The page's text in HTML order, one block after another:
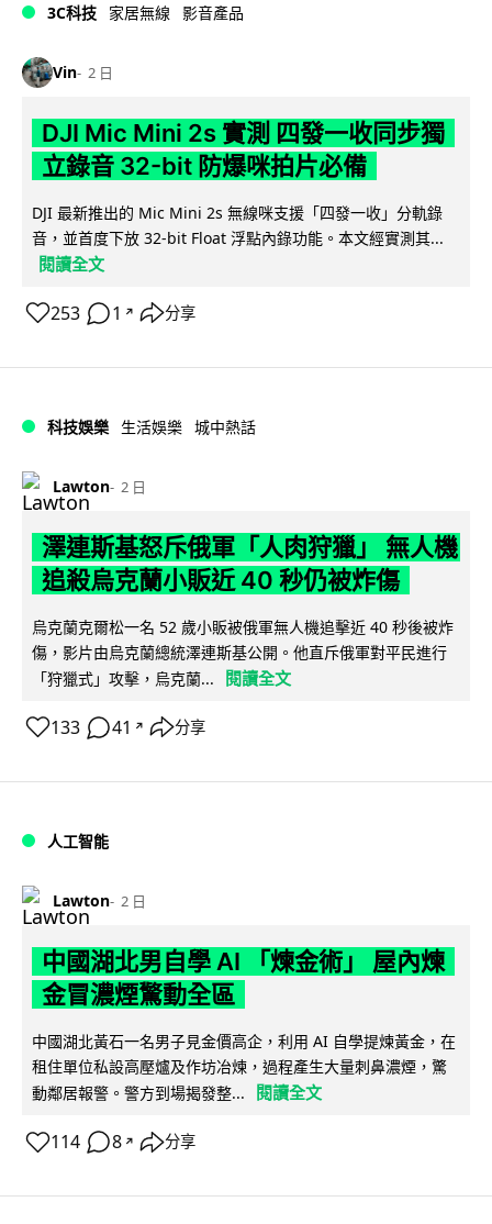
3C科技 家居無線 影音產品
Vin 2 日
DJI Mic Mini 2s 實測 四發一收同步獨
立錄音 32-bit 防爆咪拍片必備
DJI 最新推出的 Mic Mini 2s 無線咪支援「四發一收」分軌錄
音，並首度下放 32-bit Float 浮點內錄功能。本文經實測其...
閱讀全文
253 1 ↗ 分享
科技娛樂 生活娛樂 城中熱話
Lawton 2 日
澤連斯基怒斥俄軍「人肉狩獵」 無人機
追殺烏克蘭小販近 40 秒仍被炸傷
烏克蘭克爾松一名 52 歲小販被俄軍無人機追擊近 40 秒後被炸
傷，影片由烏克蘭總統澤連斯基公開。他直斥俄軍對平民進行
「狩獵式」攻擊，烏克蘭...
閱讀全文
133 41 ↗ 分享
人工智能
Lawton 2 日
中國湖北男自學 AI 「煉金術」 屋內煉
金冒濃煙驚動全區
中國湖北黃石一名男子見金價高企，利用 AI 自學提煉黃金，在
租住單位私設高壓爐及作坊冶煉，過程產生大量刺鼻濃煙，驚
動鄰居報警。警方到場揭發整...
閱讀全文
114 8 ↗ 分享